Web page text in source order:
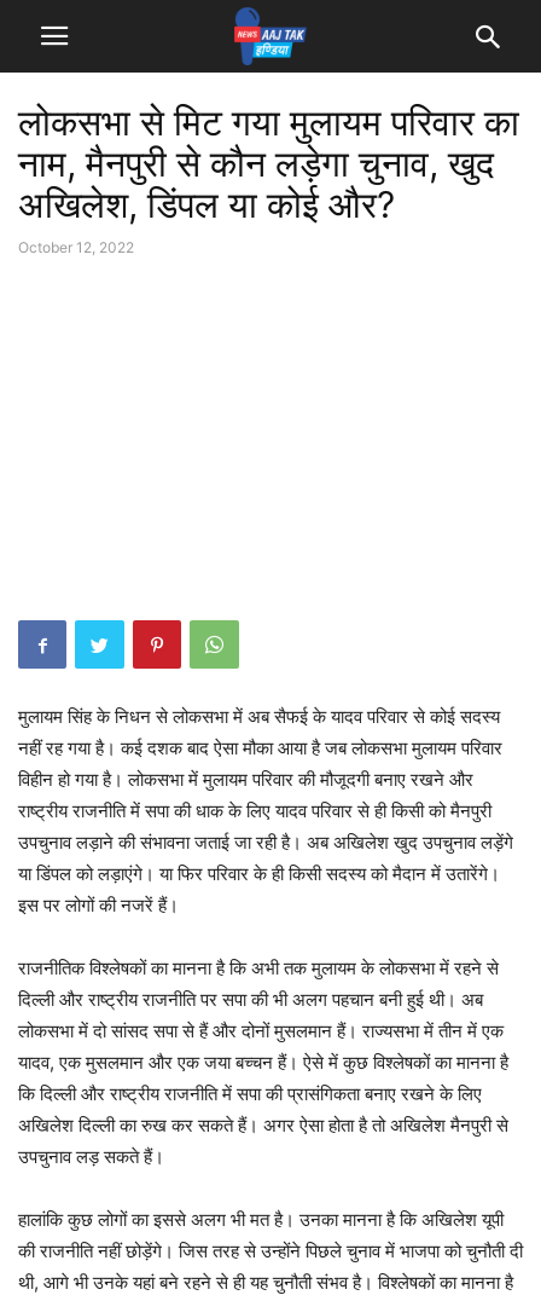
लोकसभा से मिट गया मुलायम परिवार का
नाम, मैनपुरी से कौन लड़ेगा चुनाव, खुद
अखिलेश, डिंपल या कोई और?
October 12, 2022
मुलायम सिंह के निधन से लोकसभा में अब सैफई के यादव परिवार से कोई सदस्य
नहीं रह गया है। कई दशक बाद ऐसा मौका आया है जब लोकसभा मुलायम परिवार
विहीन हो गया है। लोकसभा में मुलायम परिवार की मौजूदगी बनाए रखने और
राष्ट्रीय राजनीति में सपा की धाक के लिए यादव परिवार से ही किसी को मैनपुरी
उपचुनाव लड़ाने की संभावना जताई जा रही है। अब अखिलेश खुद उपचुनाव लड़ेंगे
या डिंपल को लड़ाएंगे। या फिर परिवार के ही किसी सदस्य को मैदान में उतारेंगे।
इस पर लोगों की नजरें हैं।
राजनीतिक विश्लेषकों का मानना है कि अभी तक मुलायम के लोकसभा में रहने से
दिल्ली और राष्ट्रीय राजनीति पर सपा की भी अलग पहचान बनी हुई थी। अब
लोकसभा में दो सांसद सपा से हैं और दोनों मुसलमान हैं। राज्यसभा में तीन में एक
यादव, एक मुसलमान और एक जया बच्चन हैं। ऐसे में कुछ विश्लेषकों का मानना है
कि दिल्ली और राष्ट्रीय राजनीति में सपा की प्रासंगिकता बनाए रखने के लिए
अखिलेश दिल्ली का रुख कर सकते हैं। अगर ऐसा होता है तो अखिलेश मैनपुरी से
उपचुनाव लड़ सकते हैं।
हालांकि कुछ लोगों का इससे अलग भी मत है। उनका मानना है कि अखिलेश यूपी
की राजनीति नहीं छोड़ेंगे। जिस तरह से उन्होंने पिछले चुनाव में भाजपा को चुनौती दी
थी, आगे भी उनके यहां बने रहने से ही यह चुनौती संभव है। विश्लेषकों का मानना है